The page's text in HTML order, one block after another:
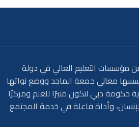
مؤسسات التعليم العالي في دولة
أسسها معالي جمعة الماجد ووضع نواتها
عام 1986 م برعاية حكومة دبي لتكون منبرًا للعلم ومركزًا
الإنسان، وأداة فاعلة في خدمة المجتمع